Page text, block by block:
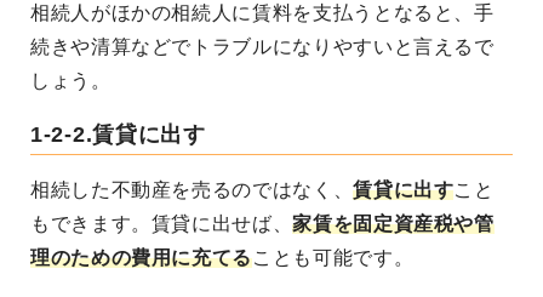
相続人がほかの相続人に賃料を支払うとなると、手
続きや清算などでトラブルになりやすいと言えるで
しょう。
1-2-2.賃貸に出す
相続した不動産を売るのではなく、賃貸に出すこと
もできます。賃貸に出せば、家賃を固定資産税や管
理のための費用に充てることも可能です。